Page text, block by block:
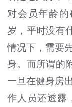
对会员年龄
岁，平时没有
情况下，需要
身。而所谓的
一旦在健身房
作人员还透露